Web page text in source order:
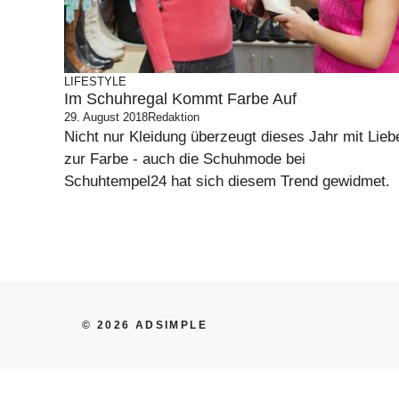
LIFESTYLE
Im Schuhregal Kommt Farbe Auf
29. August 2018Redaktion
Nicht nur Kleidung überzeugt dieses Jahr mit
zur Farbe - auch die Schuhmode bei
Schuhtempel24 hat sich diesem Trend gewidmet.
© 2026 ADSIMPLE